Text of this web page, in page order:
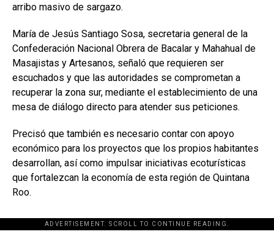
arribo masivo de sargazo.
María de Jesús Santiago Sosa, secretaria general de la
Confederación Nacional Obrera de Bacalar y Mahahual de
Masajistas y Artesanos, señaló que requieren ser
escuchados y que las autoridades se comprometan a
recuperar la zona sur, mediante el establecimiento de una
mesa de diálogo directo para atender sus peticiones.
Precisó que también es necesario contar con apoyo
económico para los proyectos que los propios habitantes
desarrollan, así como impulsar iniciativas ecoturísticas
que fortalezcan la economía de esta región de Quintana
Roo.
ADVERTISEMENT. SCROLL TO CONTINUE READING.
[adsforwp id="243463"]